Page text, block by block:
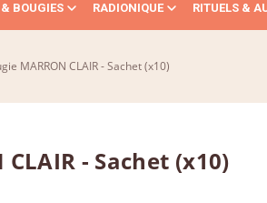
BOUGIES RADIONIQUE RITUELS &
MARRON CLAIR - Sachet (x10)
- Sachet (x10)